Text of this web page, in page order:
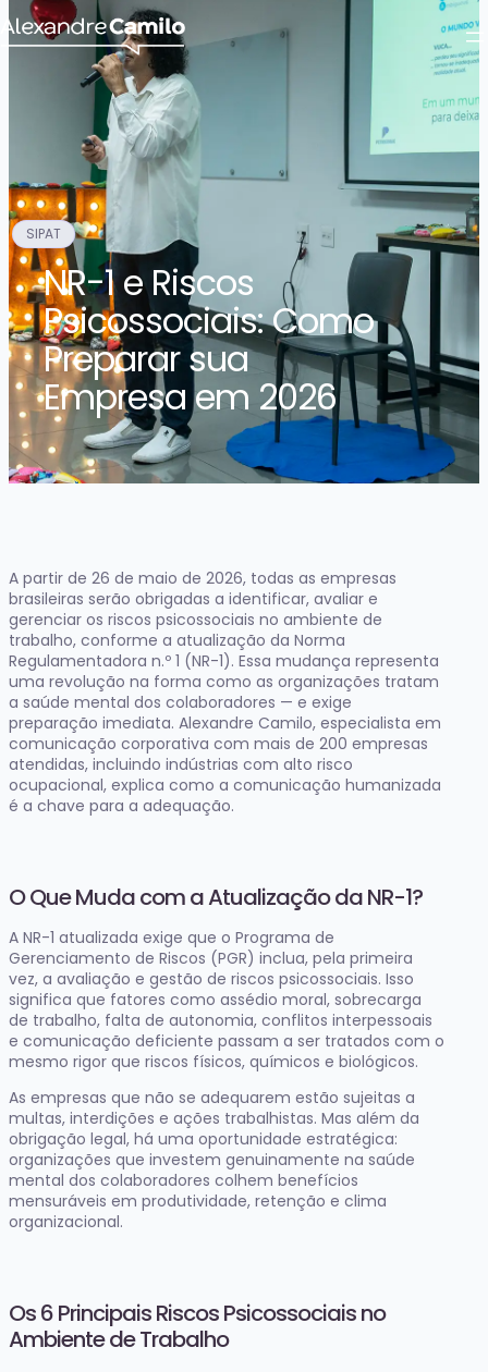
SIPAT
NR-1 e Riscos
Psicossociais: Como
Preparar sua
Empresa em 2026
A partir de 26 de maio de 2026, todas as empresas
brasileiras serão obrigadas a identificar, avaliar e
gerenciar os riscos psicossociais no ambiente de
trabalho, conforme a atualização da Norma
Regulamentadora n.º 1 (NR-1). Essa mudança representa
uma revolução na forma como as organizações tratam
a saúde mental dos colaboradores — e exige
preparação imediata. Alexandre Camilo, especialista em
comunicação corporativa com mais de 200 empresas
atendidas, incluindo indústrias com alto risco
ocupacional, explica como a comunicação humanizada
é a chave para a adequação.
O Que Muda com a Atualização da NR-1?
A NR-1 atualizada exige que o Programa de
Gerenciamento de Riscos (PGR) inclua, pela primeira
vez, a avaliação e gestão de riscos psicossociais. Isso
significa que fatores como assédio moral, sobrecarga
de trabalho, falta de autonomia, conflitos interpessoais
e comunicação deficiente passam a ser tratados com o
mesmo rigor que riscos físicos, químicos e biológicos.
As empresas que não se adequarem estão sujeitas a
multas, interdições e ações trabalhistas. Mas além da
obrigação legal, há uma oportunidade estratégica:
organizações que investem genuinamente na saúde
mental dos colaboradores colhem benefícios
mensuráveis em produtividade, retenção e clima
organizacional.
Os 6 Principais Riscos Psicossociais no
Ambiente de Trabalho